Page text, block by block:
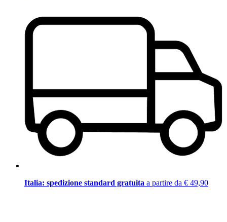
Italia: spedizione standard gratuita a partire da € 49,90